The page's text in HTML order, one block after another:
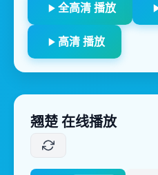
全高清 播放
高清 播放
翘楚 在线播放